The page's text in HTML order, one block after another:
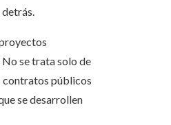
se trata solo de
contratos públicos
se desarrollen